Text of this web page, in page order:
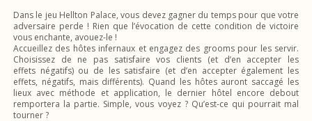
Dans le jeu Hellton Palace, vous devez gagner du temps pour que votre
adversaire perde ! Rien que l’évocation de cette condition de victoire
vous enchante, avouez-le !
Accueillez des hôtes infernaux et engagez des grooms pour les servir.
Choisissez de ne pas satisfaire vos clients (et d’en accepter les
effets négatifs) ou de les satisfaire (et d’en accepter également les
effets, négatifs, mais différents). Quand les hôtes auront saccagé les
lieux avec méthode et application, le dernier hôtel encore debout
remportera la partie. Simple, vous voyez ? Qu’est-ce qui pourrait mal
tourner ?